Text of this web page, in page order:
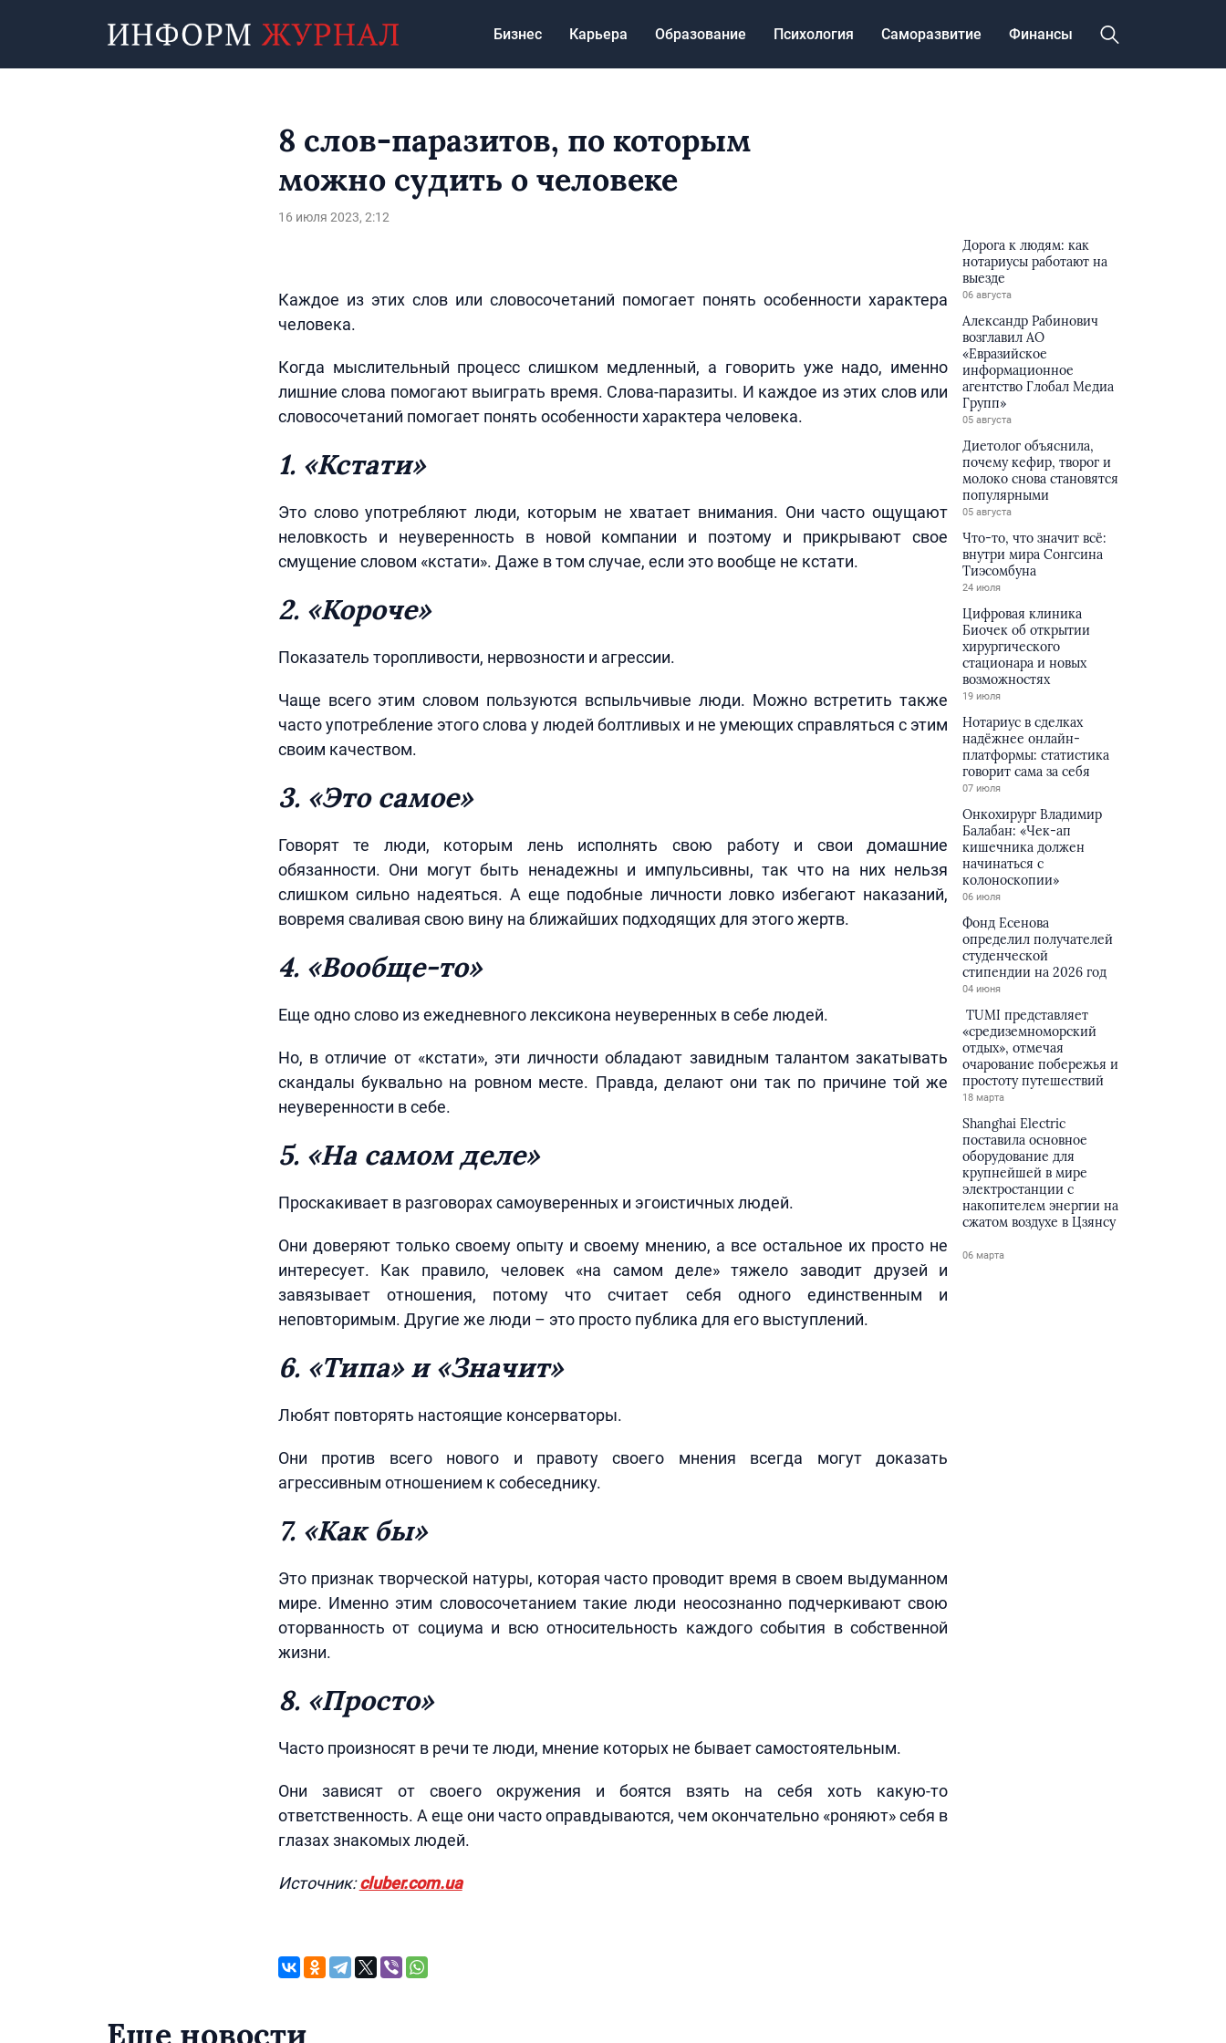
Бизнес Карьера Образование Психология Саморазвитие Финансы
8 слов-паразитов, по которым
можно судить о человеке
16 июля 2023, 2:12
Каждое из этих слов или словосочетаний помогает понять особенности характера
человека.
Когда мыслительный процесс слишком медленный, а говорить уже надо, именно
лишние слова помогают выиграть время. Слова-паразиты. И каждое из этих слов или
словосочетаний помогает понять особенности характера человека.
1. «Кстати»
Это слово употребляют люди, которым не хватает внимания. Они часто ощущают
неловкость и неуверенность в новой компании и поэтому и прикрывают свое
смущение словом «кстати». Даже в том случае, если это вообще не кстати.
2. «Короче»
Показатель торопливости, нервозности и агрессии.
Чаще всего этим словом пользуются вспыльчивые люди. Можно встретить также
часто употребление этого слова у людей болтливых и не умеющих справляться с этим
своим качеством.
3. «Это самое»
Говорят те люди, которым лень исполнять свою работу и свои домашние
обязанности. Они могут быть ненадежны и импульсивны, так что на них нельзя
слишком сильно надеяться. А еще подобные личности ловко избегают наказаний,
вовремя сваливая свою вину на ближайших подходящих для этого жертв.
4. «Вообще-то»
Еще одно слово из ежедневного лексикона неуверенных в себе людей.
Но, в отличие от «кстати», эти личности обладают завидным талантом закатывать
скандалы буквально на ровном месте. Правда, делают они так по причине той же
неуверенности в себе.
5. «На самом деле»
Проскакивает в разговорах самоуверенных и эгоистичных людей.
Они доверяют только своему опыту и своему мнению, а все остальное их просто не
интересует. Как правило, человек «на самом деле» тяжело заводит друзей и
завязывает отношения, потому что считает себя одного единственным и
неповторимым. Другие же люди – это просто публика для его выступлений.
6. «Типа» и «Значит»
Любят повторять настоящие консерваторы.
Они против всего нового и правоту своего мнения всегда могут доказать
агрессивным отношением к собеседнику.
7. «Как бы»
Это признак творческой натуры, которая часто проводит время в своем выдуманном
мире. Именно этим словосочетанием такие люди неосознанно подчеркивают свою
оторванность от социума и всю относительность каждого события в собственной
жизни.
8. «Просто»
Часто произносят в речи те люди, мнение которых не бывает самостоятельным.
Они зависят от своего окружения и боятся взять на себя хоть какую-то
ответственность. А еще они часто оправдываются, чем окончательно «роняют» себя в
глазах знакомых людей.
Источник:cluber.com.ua
Дорога к людям: как
нотариусы работают на
выезде
06 августа
Александр Рабинович
возглавил АО
«Евразийское
информационное
агентство Глобал Медиа
Групп»
05 августа
Диетолог объяснила,
почему кефир, творог и
молоко снова становятся
популярными
05 августа
Что-то, что значит всё:
внутри мира Сонгсина
Тиэсомбуна
24 июля
Цифровая клиника
Биочек об открытии
хирургического
стационара и новых
возможностях
19 июля
Нотариус в сделках
надёжнее онлайн-
платформы: статистика
говорит сама за себя
07 июля
Онкохирург Владимир
Балабан: «Чек-ап
кишечника должен
начинаться с
колоноскопии»
06 июля
Фонд Есенова
определил получателей
студенческой
стипендии на 2026 год
04 июня
TUMI представляет
«средиземноморский
отдых», отмечая
очарование побережья и
простоту путешествий
18 марта
Shanghai Electric
поставила основное
оборудование для
крупнейшей в мире
электростанции с
накопителем энергии на
сжатом воздухе в Цзянсу
06 марта
Еще новости